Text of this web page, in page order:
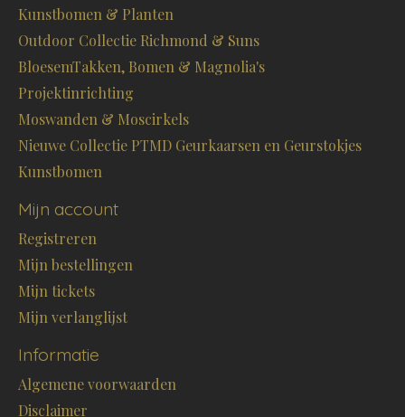
Kunstbomen & Planten
Outdoor Collectie Richmond & Suns
BloesemTakken, Bomen & Magnolia's
Projektinrichting
Moswanden & Moscirkels
Nieuwe Collectie PTMD Geurkaarsen en Geurstokjes
Kunstbomen
Mijn account
Registreren
Mijn bestellingen
Mijn tickets
Mijn verlanglijst
Informatie
Algemene voorwaarden
Disclaimer